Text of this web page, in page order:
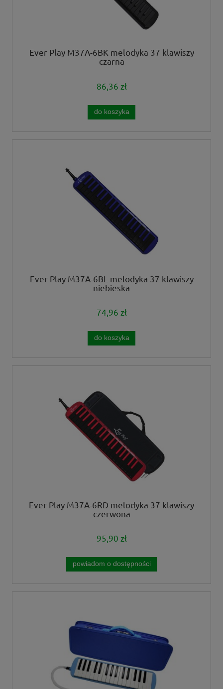
Ever Play M37A-6BK melodyka 37 klawiszy
czarna
86,36 zł
do koszyka
Ever Play M37A-6BL melodyka 37 klawiszy
niebieska
74,96 zł
do koszyka
Ever Play M37A-6RD melodyka 37 klawiszy
czerwona
95,90 zł
powiadom o dostępności